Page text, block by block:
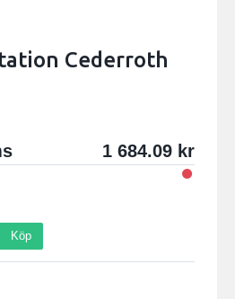
Cederroth
1 684.09
Köp